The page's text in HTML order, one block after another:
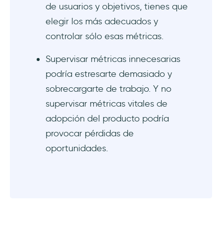
¿Cómo calcular la puntuación de
adopción?
¿Cuáles son las 5 características del
de usuarios y objetivos, tienes que
elegir los más adecuados y
controlar sólo esas métricas.
Supervisar métricas innecesarias
podría estresarte demasiado y
sobrecargarte de trabajo. Y no
supervisar métricas vitales de
adopción del producto podría
provocar pérdidas de
oportunidades.